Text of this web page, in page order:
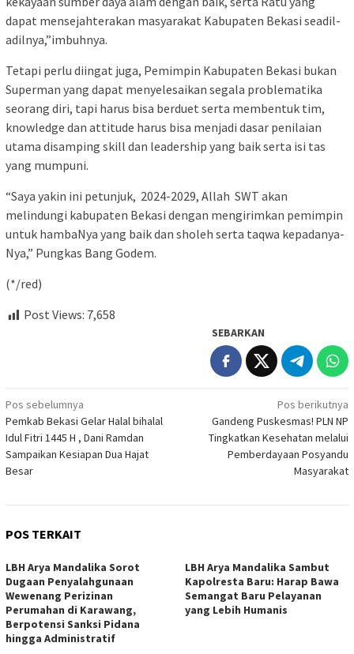
dapat mensejahterakan masyarakat Kabupaten Bekasi seadil-
adilnya,”imbuhnya.
Tetapi perlu diingat juga, Pemimpin Kabupaten Bekasi bukan
Superman yang dapat menyelesaikan segala problematika
seorang diri, tapi harus bisa berduet serta membentuk tim,
knowledge dan attitude harus bisa menjadi dasar penilaian
utama disamping skill dan leadership yang baik serta isi tas
yang mumpuni.
“Saya yakin ini petunjuk, 2024-2029, Allah SWT akan
melindungi kabupaten Bekasi dengan mengirimkan pemimpin
untuk hambaNya yang baik dan sholeh serta taqwa kepadanya-
Nya,” Pungkas Bang Godem.
(*/red)
Post Views: 7,658
SEBARKAN
Navigasi
pos
Pos sebelumnya
Pemkab Bekasi Gelar Halal bihalal
Idul Fitri 1445 H , Dani Ramdan
Sampaikan Kesiapan Dua Hajat
Besar
Pos berikutnya
Gandeng Puskesmas! PLN NP
Tingkatkan Kesehatan melalui
Pemberdayaan Posyandu
Masyarakat
POS TERKAIT
LBH Arya Mandalika Sorot
Dugaan Penyalahgunaan
Wewenang Perizinan
Perumahan di Karawang,
Berpotensi Sanksi Pidana
hingga Administratif
LBH Arya Mandalika Sambut
Kapolresta Baru: Harap Bawa
Semangat Baru Pelayanan
yang Lebih Humanis